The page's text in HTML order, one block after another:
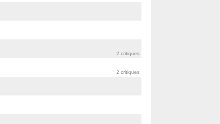
2 critiques
2 critiques